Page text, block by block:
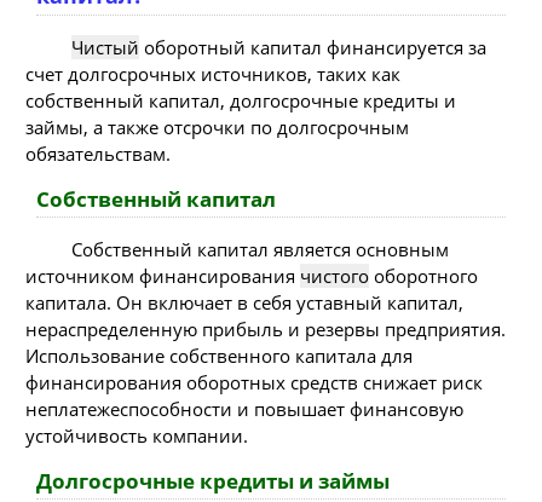
Чистый оборотный капитал финансируется за
счет долгосрочных источников, таких как
собственный капитал, долгосрочные кредиты и
займы, а также отсрочки по долгосрочным
обязательствам.
Собственный капитал
Собственный капитал является основным
источником финансирования чистого оборотного
капитала. Он включает в себя уставный капитал,
нераспределенную прибыль и резервы предприятия.
Использование собственного капитала для
финансирования оборотных средств снижает риск
неплатежеспособности и повышает финансовую
устойчивость компании.
Долгосрочные кредиты и займы